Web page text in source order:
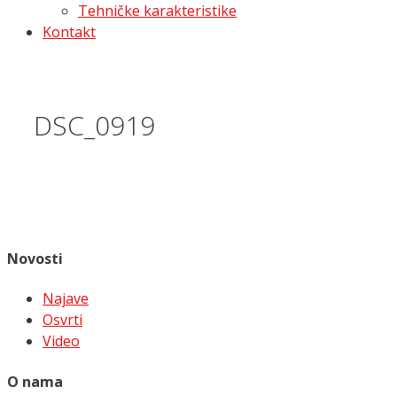
Tehničke karakteristike
Kontakt
DSC_0919
Novosti
Najave
Osvrti
Video
O nama